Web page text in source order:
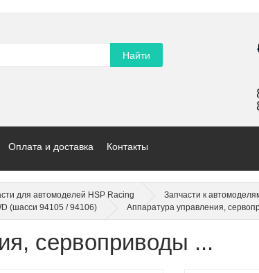
Оплата и доставка Контакты
для автомоделей HSP Racing
Запчасти к
(шасси 94105 / 94106)
Аппаратура управления,
сервоприводы ...